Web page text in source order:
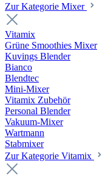
Zur Kategorie Mixer
Vitamix
Grüne Smoothies Mixer
Kuvings Blender
Bianco
Blendtec
Mini-Mixer
Vitamix Zubehör
Personal Blender
Vakuum-Mixer
Wartmann
Stabmixer
Zur Kategorie Vitamix